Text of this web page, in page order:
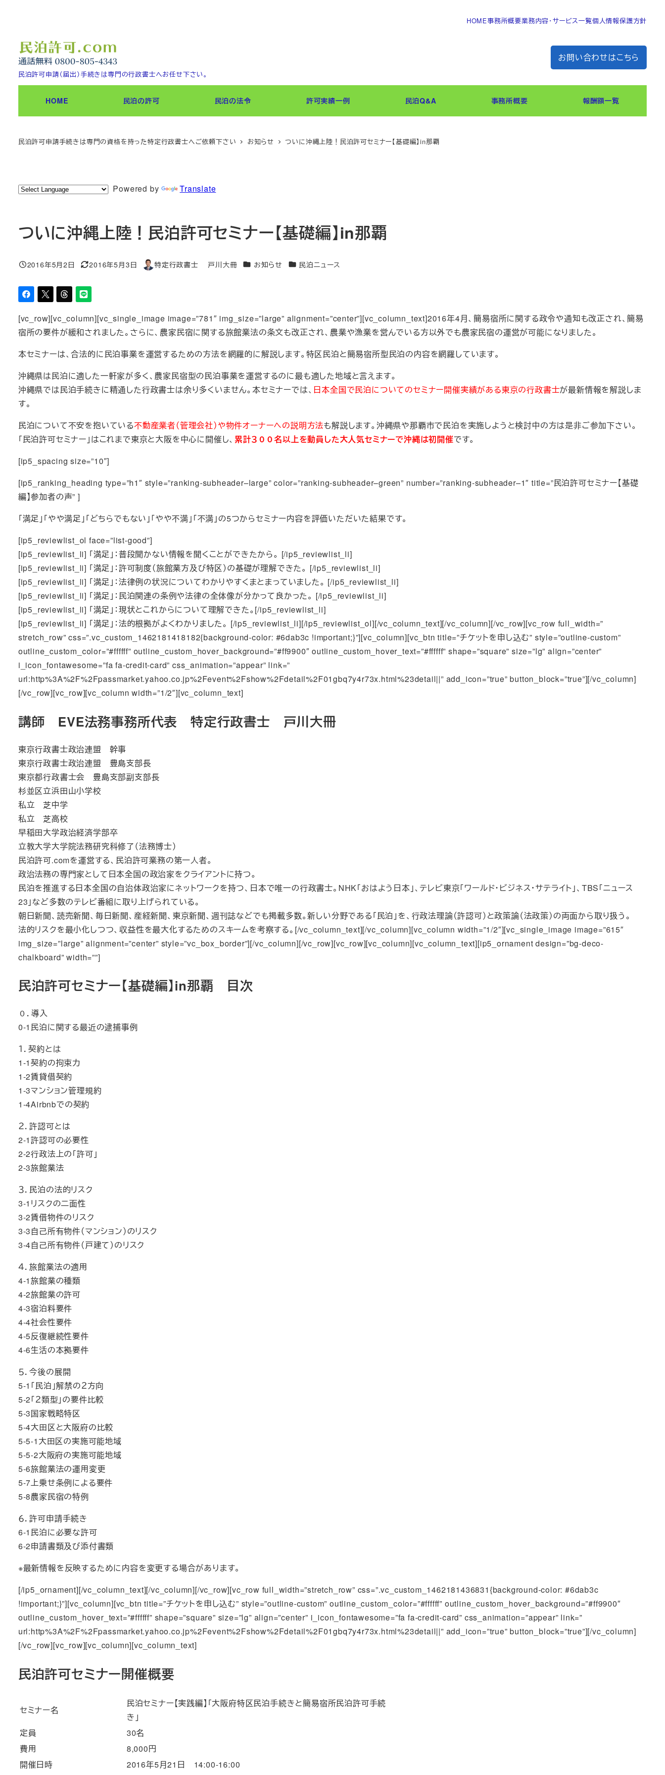
HOME事務所概要業務内容・サービス一覧個人情報保護方針
民泊許可申請（届出）手続きは専門の行政書士へお任せ下さい。
お問い合わせはこちら
HOME 民泊の許可 民泊の法令 許可実績一例 民泊Q&A 事務所概要 報酬額一覧
民泊許可申請手続きは専門の資格を持った特定行政書士へご依頼下さい お知らせ ついに沖縄上陸！民泊許可セミナー【基礎編】in那覇
Powered by Translate
ついに沖縄上陸！民泊許可セミナー【基礎編】in那覇
投稿日
2016年5月2日
更新日
2016年5月3日
著
特定行政書士 戸川大冊 カテゴリー
お知らせ カテゴリー
民泊ニュース
[vc_row][vc_column][vc_single_image image=”781″ img_size=”large” alignment=”center”][vc_column_text]2016年4月、簡易宿所に関する政令や通知も改正され、簡易
宿所の要件が緩和されました。さらに、農家民宿に関する旅館業法の条文も改正され、農業や漁業を営んでいる方以外でも農家民宿の運営が可能になりました。
本セミナーは、合法的に民泊事業を運営するための方法を網羅的に解説します。特区民泊と簡易宿所型民泊の内容を網羅しています。
沖縄県は民泊に適した一軒家が多く、農家民宿型の民泊事業を運営するのに最も適した地域と言えます。
沖縄県では民泊手続きに精通した行政書士は余り多くいません。本セミナーでは、 日本全国で民泊についてのセミナー開催実績がある東京の行政書士が最新情報を解説しま
す。
民泊について不安を抱いている不動産業者（管理会社）や物件オーナーへの説明方法も解説します。沖縄県や那覇市で民泊を実施しようと検討中の方は是非ご参加下さい。
「民泊許可セミナー」はこれまで東京と大阪を中心に開催し、累計３００名以上を動員した大人気セミナーで沖縄は初開催です。
[ip5_spacing size=”10″]
[ip5_ranking_heading type=”h1″ style=”ranking-subheader–large” color=”ranking-subheader–green” number=”ranking-subheader–1″ title=”民泊許可セミナー【基礎
編】参加者の声” ]
「満足」「やや満足」「どちらでもない」「やや不満」「不満」の5つからセミナー内容を評価いただいた結果です。
[ip5_reviewlist_ol face=”list-good”]
[ip5_reviewlist_li] 「満足」：普段聞かない情報を聞くことができたから。 [/ip5_reviewlist_li]
[ip5_reviewlist_li] 「満足」：許可制度（旅館業方及び特区）の基礎が理解できた。 [/ip5_reviewlist_li]
[ip5_reviewlist_li] 「満足」：法律例の状況についてわかりやすくまとまっていました。 [/ip5_reviewlist_li]
[ip5_reviewlist_li] 「満足」：民泊関連の条例や法律の全体像が分かって良かった。 [/ip5_reviewlist_li]
[ip5_reviewlist_li] 「満足」：現状とこれからについて理解できた。[/ip5_reviewlist_li]
[ip5_reviewlist_li] 「満足」：法的根拠がよくわかりました。 [/ip5_reviewlist_li][/ip5_reviewlist_ol][/vc_column_text][/vc_column][/vc_row][vc_row full_width=”
stretch_row” css=”.vc_custom_1462181418182{background-color: #6dab3c !important;}”][vc_column][vc_btn title=”チケットを申し込む” style=”outline-custom”
outline_custom_color=”#ffffff” outline_custom_hover_background=”#ff9900″ outline_custom_hover_text=”#ffffff” shape=”square” size=”lg” align=”center”
i_icon_fontawesome=”fa fa-credit-card” css_animation=”appear” link=”
url:http%3A%2F%2Fpassmarket.yahoo.co.jp%2Fevent%2Fshow%2Fdetail%2F01gbq7y4r73x.html%23detail||” add_icon=”true” button_block=”true”][/vc_column]
[/vc_row][vc_row][vc_column width=”1/2″][vc_column_text]
講師 EVE法務事務所代表 特定行政書士 戸川大冊
東京行政書士政治連盟 幹事
東京行政書士政治連盟 豊島支部長
東京都行政書士会 豊島支部副支部長
杉並区立浜田山小学校
私立 芝中学
私立 芝高校
早稲田大学政治経済学部卒
立教大学大学院法務研究科修了（法務博士）
民泊許可.comを運営する、民泊許可業務の第一人者。
政治法務の専門家として日本全国の政治家をクライアントに持つ。
民泊を推進する日本全国の自治体政治家にネットワークを持つ、日本で唯一の行政書士。NHK「おはよう日本」、テレビ東京「ワールド・ビジネス・サテライト」、TBS「ニュース
23」など多数のテレビ番組に取り上げられている。
朝日新聞、読売新聞、毎日新聞、産経新聞、東京新聞、週刊誌などでも掲載多数。新しい分野である「民泊」を、行政法理論（許認可）と政策論（法政策）の両面から取り扱う。
法的リスクを最小化しつつ、収益性を最大化するためのスキームを考察する。[/vc_column_text][/vc_column][vc_column width=”1/2″][vc_single_image image=”615″
img_size=”large” alignment=”center” style=”vc_box_border”][/vc_column][/vc_row][vc_row][vc_column][vc_column_text][ip5_ornament design=”bg-deco-
chalkboard” width=””]
民泊許可セミナー【基礎編】in那覇 目次
０．導入
0-1民泊に関する最近の逮捕事例
１．契約とは
1-1契約の拘束力
1-2賃貸借契約
1-3マンション管理規約
1-4Airbnbでの契約
２．許認可とは
2-1許認可の必要性
2-2行政法上の「許可」
2-3旅館業法
３．民泊の法的リスク
3-1リスクの二面性
3-2賃借物件のリスク
3-3自己所有物件（マンション）のリスク
3-4自己所有物件（戸建て）のリスク
４．旅館業法の適用
4-1旅館業の種類
4-2旅館業の許可
4-3宿泊料要件
4-4社会性要件
4-5反復継続性要件
4-6生活の本拠要件
５．今後の展開
5-1「民泊」解禁の２方向
5-2「２類型」の要件比較
5-3国家戦略特区
5-4大田区と大阪府の比較
5-5-1大田区の実施可能地域
5-5-2大阪府の実施可能地域
5-6旅館業法の運用変更
5-7上乗せ条例による要件
5-8農家民宿の特例
６．許可申請手続き
6-1民泊に必要な許可
6-2申請書類及び添付書類
※最新情報を反映するために内容を変更する場合があります。
[/ip5_ornament][/vc_column_text][/vc_column][/vc_row][vc_row full_width=”stretch_row” css=”.vc_custom_1462181436831{background-color: #6dab3c
!important;}”][vc_column][vc_btn title=”チケットを申し込む” style=”outline-custom” outline_custom_color=”#ffffff” outline_custom_hover_background=”#ff9900″
outline_custom_hover_text=”#ffffff” shape=”square” size=”lg” align=”center” i_icon_fontawesome=”fa fa-credit-card” css_animation=”appear” link=”
url:http%3A%2F%2Fpassmarket.yahoo.co.jp%2Fevent%2Fshow%2Fdetail%2F01gbq7y4r73x.html%23detail||” add_icon=”true” button_block=”true”][/vc_column]
[/vc_row][vc_row][vc_column][vc_column_text]
民泊許可セミナー開催概要
セミナー名
民泊セミナー【実践編】「大阪府特区民泊手続きと簡易宿所民泊許可手続
き」
定員
30名
費用
8,000円
開催日時
2016年5月21日 14:00-16:00